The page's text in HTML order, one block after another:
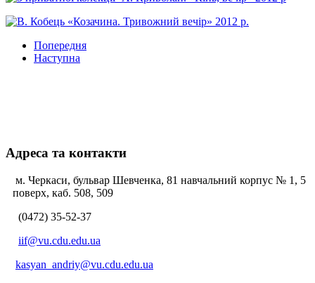
Попередня
Наступна
Адреса та контакти
м. Черкаси, бульвар Шевченка, 81 навчальний корпус № 1, 5
поверх, каб. 508, 509
(0472) 35-52-37
iif@vu.cdu.edu.ua
kasyan_andriy@vu.cdu.edu.ua